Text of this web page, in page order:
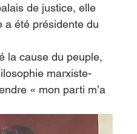
de justice, elle
a été présidente du
la cause du peuple,
marxiste-
« mon parti m’a